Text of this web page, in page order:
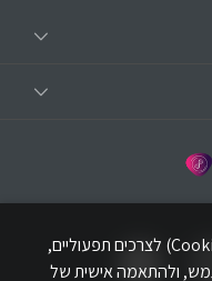
האתר עושה שימוש בקובצי עוגיות (Cookies) לצרכים תפעוליים,
ולהתאמה אישית של